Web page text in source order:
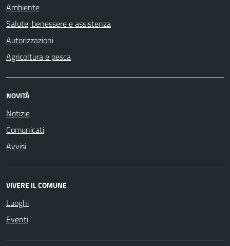
Ambiente
Salute, benessere e assistenza
Autorizzazioni
Agricoltura e pesca
NOVITÀ
Notizie
Comunicati
Avvisi
VIVERE IL COMUNE
Luoghi
Eventi